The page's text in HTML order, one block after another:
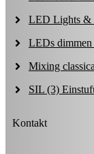
LED Lights &
LEDs
Mixing
SIL (3)
Kontakt